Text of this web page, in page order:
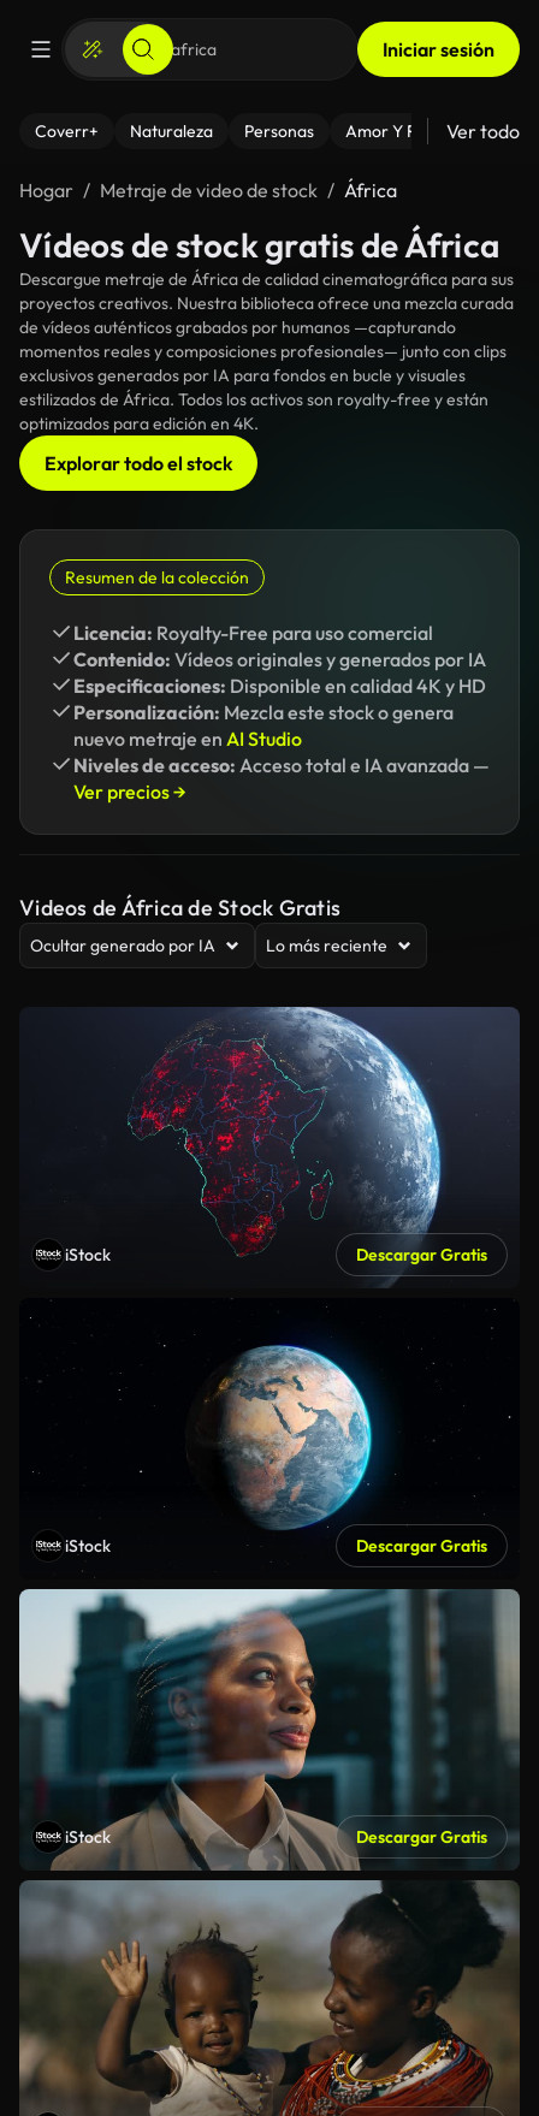
Iniciar sesión
Coverr+ Naturaleza Personas Amor Y Relaciones
Ver todo
Hogar Metraje de video de stock África
Vídeos de stock gratis de África
Descargue metraje de África de calidad cinematográfica para sus
proyectos creativos. Nuestra biblioteca ofrece una mezcla curada
de vídeos auténticos grabados por humanos —capturando
momentos reales y composiciones profesionales— junto con clips
exclusivos generados por IA para fondos en bucle y visuales
estilizados de África. Todos los activos son royalty-free y están
optimizados para edición en 4K.
Explorar todo el stock
Resumen de la colección
Licencia: Royalty-Free para uso comercial
Contenido: Vídeos originales y generados por IA
Especificaciones: Disponible en calidad 4K y HD
Personalización: Mezcla este stock o genera
nuevo metraje en AI Studio
Niveles de acceso: Acceso total e IA avanzada —
Ver precios →
Videos de África de Stock Gratis
Ocultar generado por IA Lo más reciente
iStock Descargar Gratis
iStock Descargar Gratis
iStock Descargar Gratis